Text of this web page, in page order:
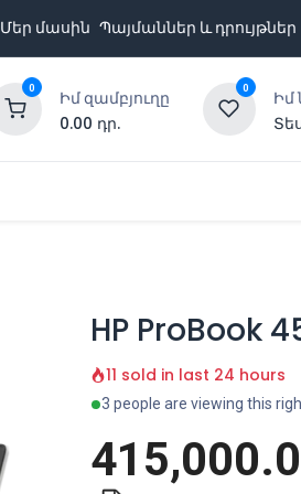
Մեր մասին Պայմաններ և դրույթներ
0
Իմ զամբյուղը
0.00 դր.
0
Իմ
HP ProBook
11 sold in last 24 hours
3 people are viewing this